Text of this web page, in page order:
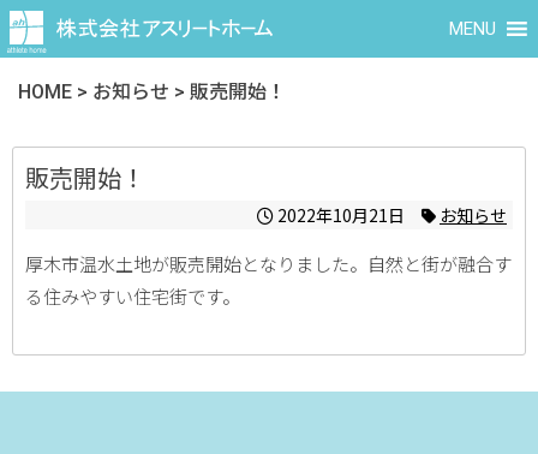
MENU
HOME > お知らせ > 販売開始！
販売開始！
2022年10月21日 お知らせ
厚木市温水土地が販売開始となりました。自然と街が融合す
る住みやすい住宅街です。